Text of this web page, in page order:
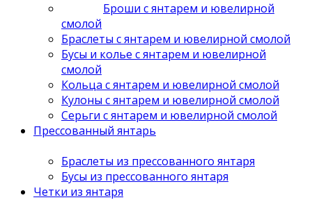
Броши с янтарем и ювелирной
смолой
Браслеты с янтарем и ювелирной смолой
Бусы и колье с янтарем и ювелирной
смолой
Кольца с янтарем и ювелирной смолой
Кулоны с янтарем и ювелирной смолой
Серьги с янтарем и ювелирной смолой
Прессованный янтарь
Браслеты из прессованного янтаря
Бусы из прессованного янтаря
Четки из янтаря